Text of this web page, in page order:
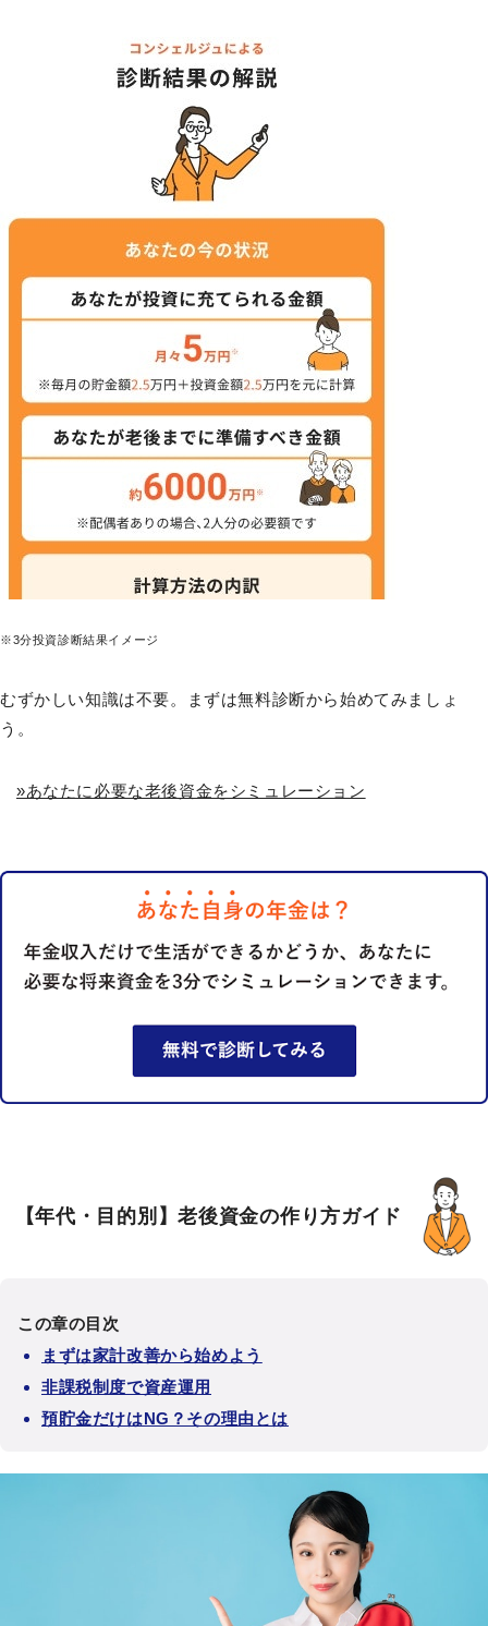
※3分投資診断結果イメージ
むずかしい知識は不要。まずは無料診断から始めてみましょ
う。
»あなたに必要な老後資金をシミュレーション
【年代・目的別】老後資金の作り方ガイド
この章の目次
まずは家計改善から始めよう
非課税制度で資産運用
預貯金だけはNG？その理由とは